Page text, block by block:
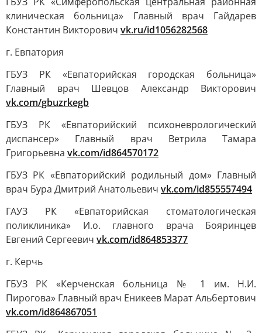
клиническая больница» Главный врач Гайдарев
Константин Викторович vk.ru/id1056282568
г. Евпатория
ГБУЗ РК «Евпаторийская городская больница»
Главный врач Шевцов Александр Викторович
vk.com/gbuzrkegb
ГБУЗ РК «Евпаторийский психоневрологический
диспансер» Главный врач Ветрила Тамара
Григорьевна vk.com/id864570172
ГБУЗ РК «Евпаторийский родильный дом» Главный
врач Бура Дмитрий Анатольевич vk.com/id855557494
ГАУЗ РК «Евпаторийская стоматологическая
поликлиника» И.о. главного врача Бояринцев
Евгений Сергеевич vk.com/id864853377
г. Керчь
ГБУЗ РК «Керченская больница № 1 им. Н.И.
Пирогова» Главный врач Еникеев Марат Альбертович
vk.com/id864867051